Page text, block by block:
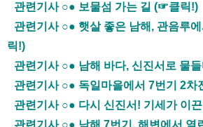
관련기사 ○● 보물섬 가는 길 (☞클릭!)
관련기사 ○● 햇살 좋은 남해, 관음루
릭!)
관련기사 ○● 남해 바다, 신진서로 물
관련기사 ○● 독일마을에서 7번기 2
관련기사 ○● 다시 신진서! 기세가 이
관련기사 ○● 남해 7번기, 해변에서